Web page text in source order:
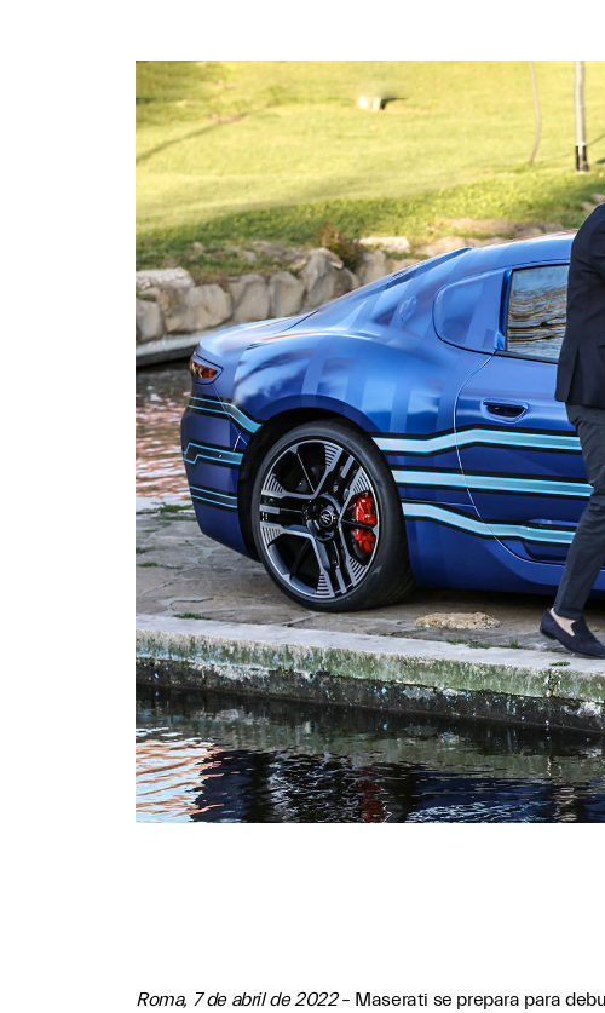
Roma, 7 de abril de 2022– Maserati se prepara para